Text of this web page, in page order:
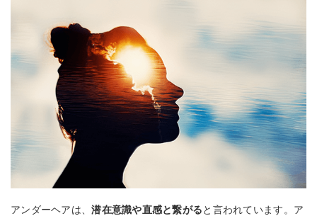
アンダーヘアは、潜在意識や直感と繋がると言われています。ア